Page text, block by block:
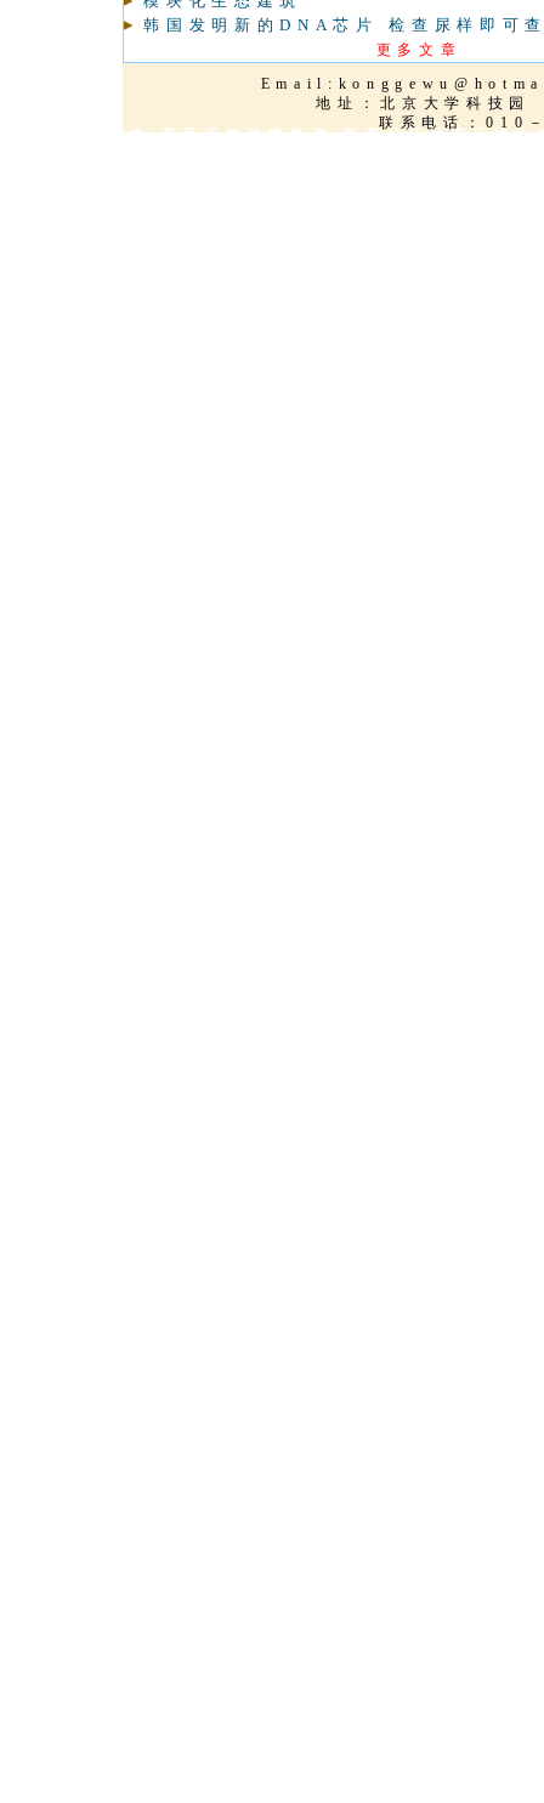
韩国发明新的DNA芯片 检查尿样即可
更多文章
Email:
地址：北京大学
联系电话：
新能源环保技术 产品开发战略咨询 新产品开发产品优